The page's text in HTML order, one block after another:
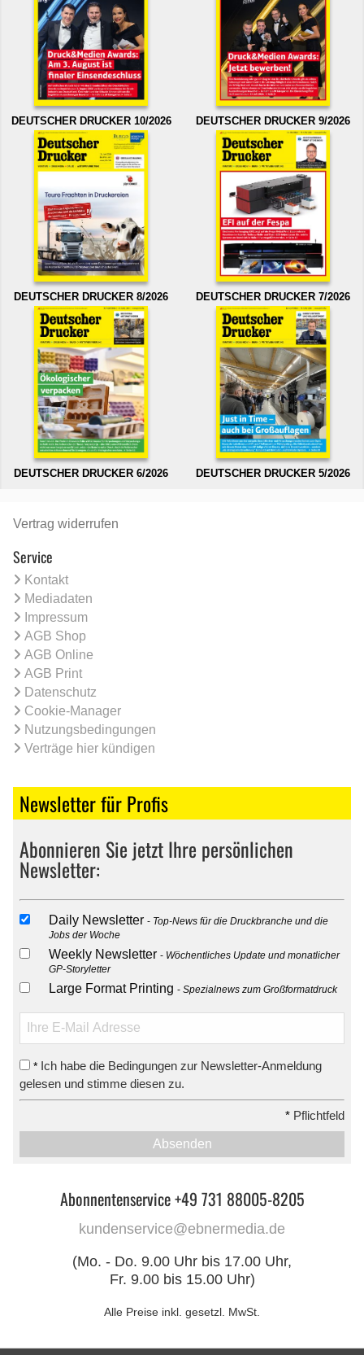
DEUTSCHER DRUCKER 10/2026 DEUTSCHER DRUCKER 9/2026
DEUTSCHER DRUCKER 8/2026 DEUTSCHER DRUCKER 7/2026
DEUTSCHER DRUCKER 6/2026 DEUTSCHER DRUCKER 5/2026
Vertrag widerrufen
Service
Kontakt
Mediadaten
Impressum
AGB Shop
AGB Online
AGB Print
Datenschutz
Cookie-Manager
Nutzungsbedingungen
Verträge hier kündigen
Newsletter für Profis
Abonnieren Sie jetzt Ihre persönlichen
Newsletter:
Daily Newsletter
Top-News für die Druckbranche und die
Jobs der Woche
Weekly Newsletter
Wöchentliches Update und monatlicher
GP-Storyletter
Large Format Printing Spezialnews zum Großformatdruck
* Ich habe die Bedingungen zur Newsletter-Anmeldung
gelesen und stimme diesen zu.
* Pflichtfeld
Absenden
Abonnentenservice +49 731 88005-8205
kundenservice@ebnermedia.de
(Mo. - Do. 9.00 Uhr bis 17.00 Uhr,
Fr. 9.00 bis 15.00 Uhr)
Alle Preise inkl. gesetzl. MwSt.